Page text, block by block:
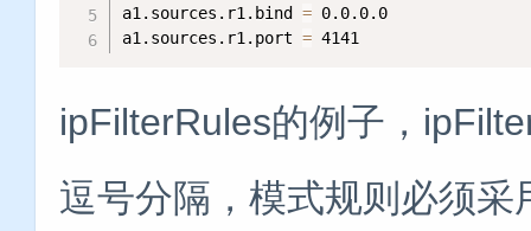
a1.sources.r1.bind = 0.0.0.0
a1.sources.r1.port = 4141
ipFilterRules的例子，
逗号分隔，模式规则必须采